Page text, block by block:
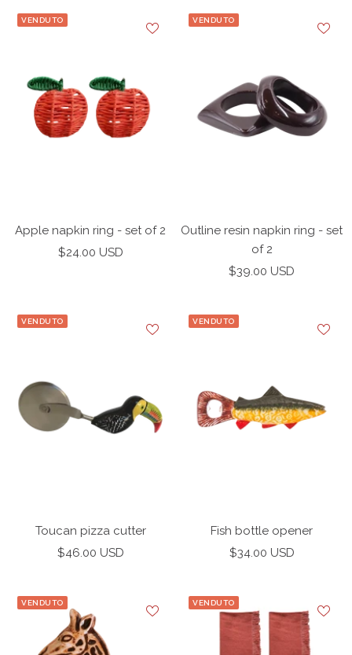
VENDUTO
Apple napkin ring - set of 2
Prezzo
$24.00 USD
VENDUTO
Outline resin napkin ring - set
of 2
Prezzo
$39.00 USD
VENDUTO
Toucan pizza cutter
Prezzo
$46.00 USD
VENDUTO
Fish bottle opener
Prezzo
$34.00 USD
VENDUTO VENDUTO